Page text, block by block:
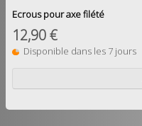
Ecrous pour axe filété
12,90 €
Disponible dans les 7 jours